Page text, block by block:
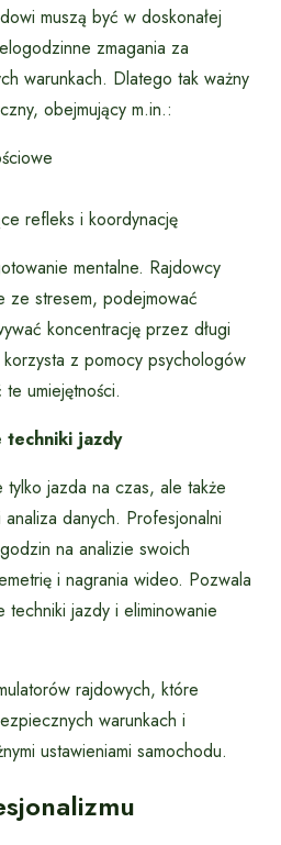
muszą być w doskonałej
zmagania za
warunkach. Dlatego tak ważny
obejmujący m.in.:
refleks i koordynację
mentalne. Rajdowcy
ze stresem, podejmować
koncentrację przez długi
z pomocy psychologów
umiejętności.
techniki jazdy
tylko jazda na czas, ale także
danych. Profesjonalni
na analizie swoich
i nagrania wideo. Pozwala
techniki jazdy i eliminowanie
rajdowych, które
warunkach i
ustawieniami samochodu.